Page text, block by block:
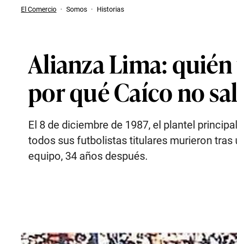
El Comercio · Somos · Historias
Alianza Lima:
por qué Caíco no
El 8 de diciembre de 1987, el plantel
todos sus futbolistas titulares murieron tras
equipo, 34 años después.